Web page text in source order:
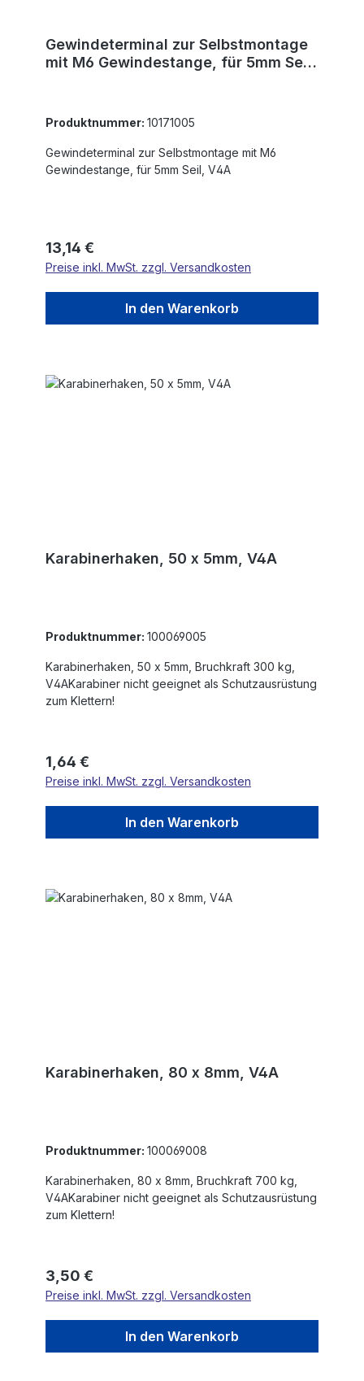
Gewindeterminal zur Selbstmontage
mit M6 Gewindestange, für 5mm Seil,
Produktnummer: 10171005
Gewindeterminal zur Selbstmontage mit M6
Gewindestange, für 5mm Seil, V4A
Regulärer Preis:
13,14 €
Preise inkl. MwSt. zzgl. Versandkosten
In den Warenkorb
Karabinerhaken, 50 x 5mm, V4A
Produktnummer: 100069005
Karabinerhaken, 50 x 5mm, Bruchkraft 300 kg,
V4AKarabiner nicht geeignet als Schutzausrüstung
zum Klettern!
Regulärer Preis:
1,64 €
Preise inkl. MwSt. zzgl. Versandkosten
In den Warenkorb
Karabinerhaken, 80 x 8mm, V4A
Produktnummer: 100069008
Karabinerhaken, 80 x 8mm, Bruchkraft 700 kg,
V4AKarabiner nicht geeignet als Schutzausrüstung
zum Klettern!
Regulärer Preis:
3,50 €
Preise inkl. MwSt. zzgl. Versandkosten
In den Warenkorb